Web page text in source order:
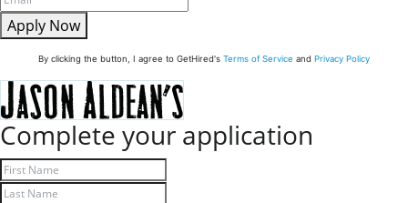
Apply Now
By clicking the button, I agree to GetHired's Terms of Service and Privacy Policy
Complete your application